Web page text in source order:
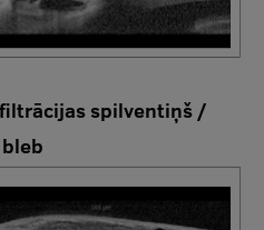
spilventiņš /